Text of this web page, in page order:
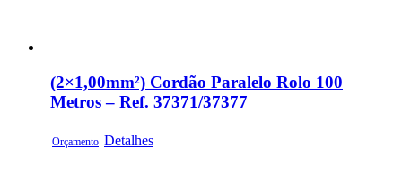
(2×1,00mm²) Cordão Paralelo Rolo 100
Metros – Ref. 37371/37377
Orçamento Detalhes